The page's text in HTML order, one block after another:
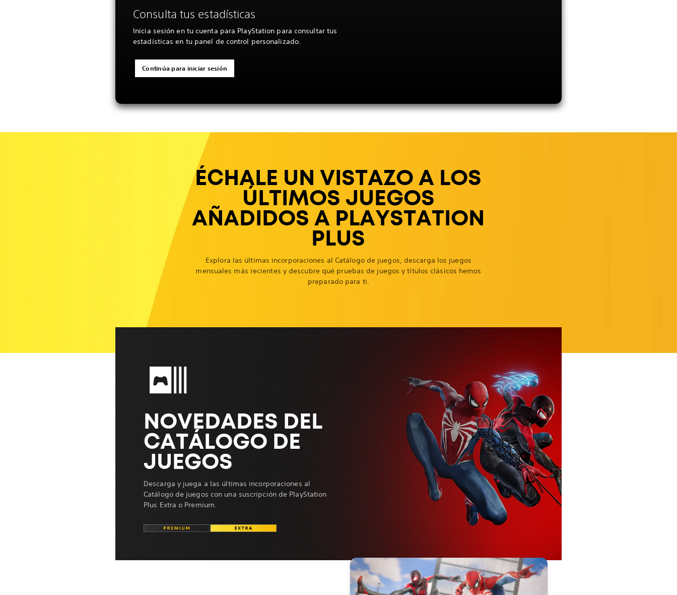
Consulta tus estadísticas
Inicia sesión en tu cuenta para PlayStation para consultar tus
estadísticas en tu panel de control personalizado.
Continúa para iniciar sesión
ÉCHALE UN VISTAZO A LOS
ÚLTIMOS JUEGOS
AÑADIDOS A PLAYSTATION
PLUS
Explora las últimas incorporaciones al Catálogo de juegos, descarga los juegos
mensuales más recientes y descubre qué pruebas de juegos y títulos clásicos hemos
preparado para ti.
NOVEDADES DEL
CATÁLOGO DE
JUEGOS
Descarga y juega a las últimas incorporaciones al
Catálogo de juegos con una suscripción de PlayStation
Plus Extra o Premium.